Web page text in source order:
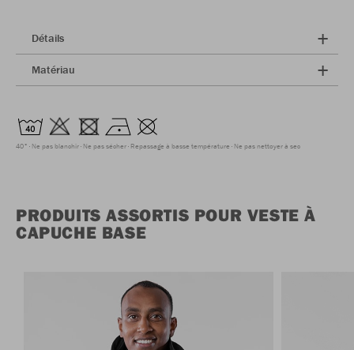
Détails
Matériau
40° Ne pas blanchir Ne pas sécher Repassage à basse température Ne pas nettoyer à sec
PRODUITS ASSORTIS POUR VESTE À
CAPUCHE BASE